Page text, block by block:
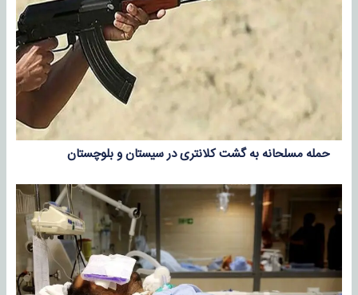
حمله مسلحانه به گشت کلانتری در سیستان و بلوچستان